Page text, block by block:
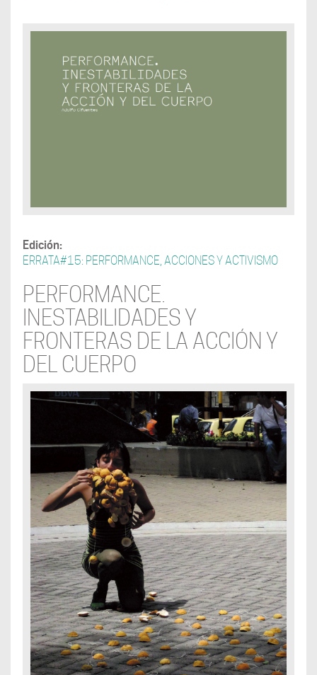
Edición:
ERRATA#15: PERFORMANCE, ACCIONES Y ACTIVISMO
PERFORMANCE.
INESTABILIDADES Y
FRONTERAS DE LA ACCIÓN Y
DEL CUERPO